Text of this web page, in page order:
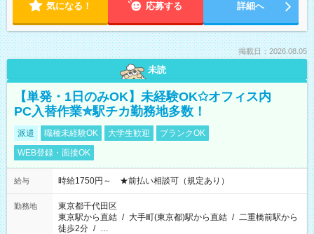
気になる！ 応募する 詳細へ
掲載日：2026.08.05
未読
【単発・1日のみOK】未経験OK✩オフィス内
PC入替作業✮駅チカ勤務地多数！
派遣 職種未経験OK 大学生歓迎
ブランクOK
WEB登録・面接OK
給与 時給1750円～ ★前払い相談可（規定あり）
勤務地
東京都千代田区
東京駅から直結 / 大手町(東京都)駅から直結 / 二重橋前駅から
徒歩2分 / …